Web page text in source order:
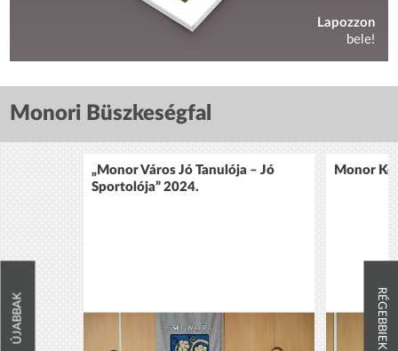
Lapozzon
bele!
Monori Büszkeségfal
ÚJABBAK
„Monor Város Jó Tanulója – Jó
Sportolója” 2024.
Monor
RÉGEBBIEK